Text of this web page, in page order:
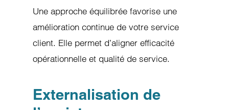
Une approche équilibrée favorise une
amélioration continue de votre service
client. Elle permet d’aligner efficacité
opérationnelle et qualité de service.
Externalisation de